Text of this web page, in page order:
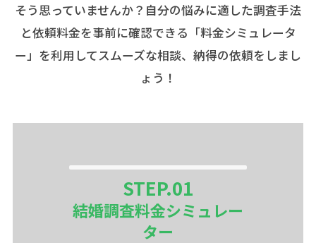
そう思っていませんか？自分の悩みに適した調査手法
と依頼料金を事前に確認できる「料金シミュレータ
ー」を利用してスムーズな相談、納得の依頼をしまし
ょう！
STEP.01
結婚調査料金シミュレー
ター